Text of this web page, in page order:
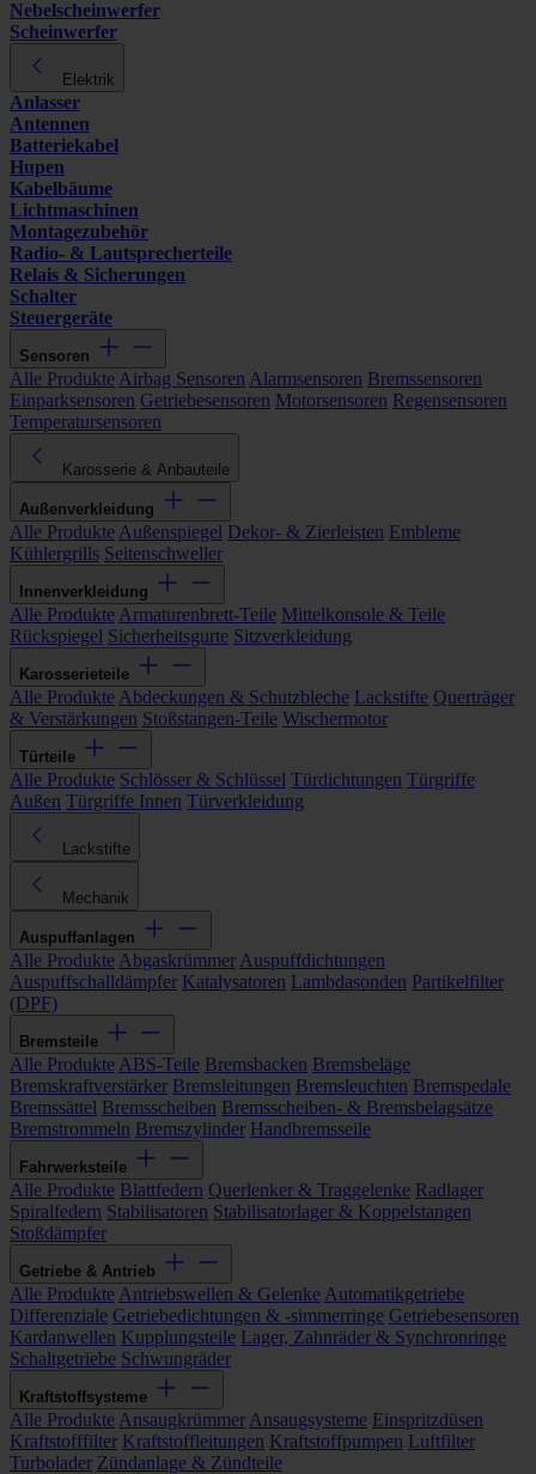
Nebelscheinwerfer
Scheinwerfer
Elektrik
Anlasser
Antennen
Batteriekabel
Hupen
Kabelbäume
Lichtmaschinen
Montagezubehör
Radio- & Lautsprecherteile
Relais & Sicherungen
Schalter
Steuergeräte
Sensoren
Alle Produkte Airbag Sensoren Alarmsensoren Bremssensoren
Einparksensoren Getriebesensoren Motorsensoren Regensensoren
Temperatursensoren
Karosserie & Anbauteile
Außenverkleidung
Alle Produkte Außenspiegel Dekor- & Zierleisten Embleme
Kühlergrills Seitenschweller
Innenverkleidung
Alle Produkte Armaturenbrett-Teile Mittelkonsole & Teile
Rückspiegel Sicherheitsgurte Sitzverkleidung
Karosserieteile
Alle Produkte Abdeckungen & Schutzbleche Lackstifte Querträger
& Verstärkungen Stoßstangen-Teile Wischermotor
Türteile
Alle Produkte Schlösser & Schlüssel Türdichtungen Türgriffe
Außen Türgriffe Innen Türverkleidung
Lackstifte
Mechanik
Auspuffanlagen
Alle Produkte Abgaskrümmer Auspuffdichtungen
Auspuffschalldämpfer Katalysatoren Lambdasonden Partikelfilter
(DPF)
Bremsteile
Alle Produkte ABS-Teile Bremsbacken Bremsbeläge
Bremskraftverstärker Bremsleitungen Bremsleuchten Bremspedale
Bremssättel Bremsscheiben Bremsscheiben- & Bremsbelagsätze
Bremstrommeln Bremszylinder Handbremsseile
Fahrwerksteile
Alle Produkte Blattfedern Querlenker & Traggelenke Radlager
Spiralfedern Stabilisatoren Stabilisatorlager & Koppelstangen
Stoßdämpfer
Getriebe & Antrieb
Alle Produkte Antriebswellen & Gelenke Automatikgetriebe
Differenziale Getriebedichtungen & -simmerringe Getriebesensoren
Kardanwellen Kupplungsteile Lager, Zahnräder & Synchronringe
Schaltgetriebe Schwungräder
Kraftstoffsysteme
Alle Produkte Ansaugkrümmer Ansaugsysteme Einspritzdüsen
Kraftstofffilter Kraftstoffleitungen Kraftstoffpumpen Luftfilter
Turbolader Zündanlage & Zündteile